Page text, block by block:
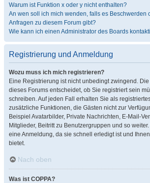
Warum ist Funktion x oder y nicht enthalten?
An wen soll ich mich wenden, falls es Beschwerden
Anfragen zu diesem Forum gibt?
Wie kann ich einen Administrator des Boards
Registrierung und Anmeldung
Wozu muss ich mich registrieren?
Eine Registrierung ist nicht unbedingt zwingend.
dieses Forums entscheidet, ob Sie registriert sein
schreiben. Auf jeden Fall erhalten Sie als
zusätzliche Funktionen, die Gästen nicht zur
Beispiel Avatarbilder, Private Nachrichten, E-Mail-
Mitglieder, Beitritt zu Benutzergruppen und so
eine Anmeldung, da sie schnell erledigt ist und
bietet.
Nach oben
Was ist COPPA?